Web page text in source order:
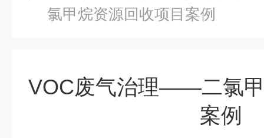
氯甲烷资源回收项目案例
VOC废气治理——二氯
案例